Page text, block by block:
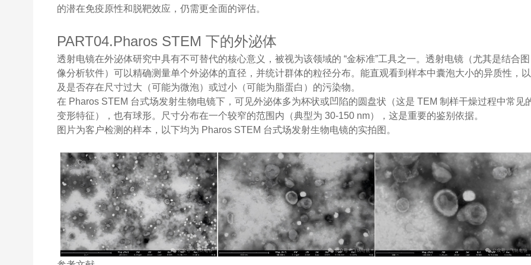
的潜在免疫原性和脱靶效应，仍需更全面的评估。
PART04.Pharos STEM 下的外泌体
透射电镜在外泌体研究中具有不可替代的核心意义，被视为该领域的 “金标准”工具之一。透射电镜（尤其是结合图
像分析软件）可以精确测量单个外泌体的直径，并统计群体的粒径分布。能直观看到样本中囊泡大小的异质性，以
及是否存在尺寸过大（可能为微泡）或过小（可能为脂蛋白）的污染物。
在 Pharos STEM 台式场发射生物电镜下，可见外泌体多为杯状或凹陷的圆盘状（这是 TEM 制样干燥过程中常见
变形特征），也有球形。尺寸分布在一个较窄的范围内（典型为 30-150 nm），这是重要的鉴别依据。
图片为客户检测的样本，以下均为 Pharos STEM 台式场发射生物电镜的实拍图。